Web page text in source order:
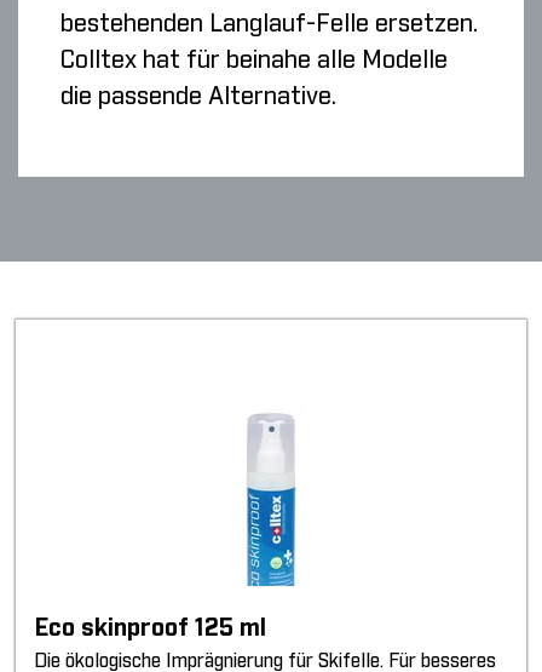
bestehenden Langlauf-Felle ersetzen.
Colltex hat für beinahe alle Modelle
die passende Alternative.
Eco skinproof 125 ml
Die ökologische Imprägnierung für Skifelle. Für besseres